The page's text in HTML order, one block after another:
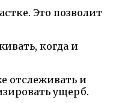
Это позволит
когда и
отслеживать и
ущерб.